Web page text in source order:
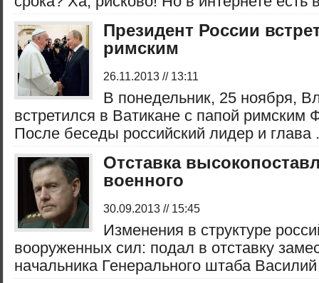
Президент России
римским
26.11.2013 // 13:11
В понедельник, 25 ноября,
встретился в Ватикане с папой римским
После беседы российский лидер и глава
Отставка
военного
30.09.2013 // 15:45
Изменения в структуре
вооруженных сил: подал в отставку
начальника Генерального штаба